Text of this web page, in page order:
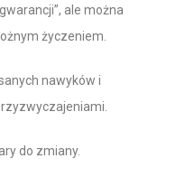
ale można
życzeniem.
nawyków i
do zmiany.